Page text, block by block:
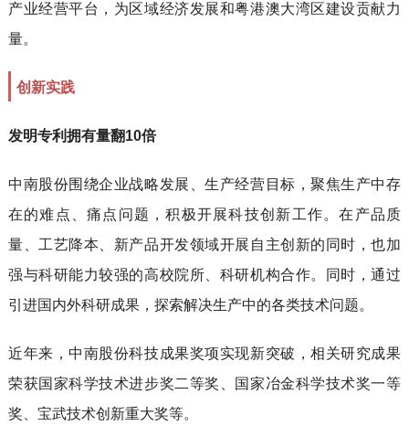
产业经营平台，为区域经济发展和粤港澳大湾区建设贡献力
量。
创新实践
发明专利拥有量翻10倍
中南股份围绕企业战略发展、生产经营目标，聚焦生产中存
在的难点、痛点问题，积极开展科技创新工作。在产品质
量、工艺降本、新产品开发领域开展自主创新的同时，也加
强与科研能力较强的高校院所、科研机构合作。同时，通过
引进国内外科研成果，探索解决生产中的各类技术问题。
近年来，中南股份科技成果奖项实现新突破，相关研究成果
荣获国家科学技术进步奖二等奖、国家冶金科学技术奖一等
奖、宝武技术创新重大奖等。